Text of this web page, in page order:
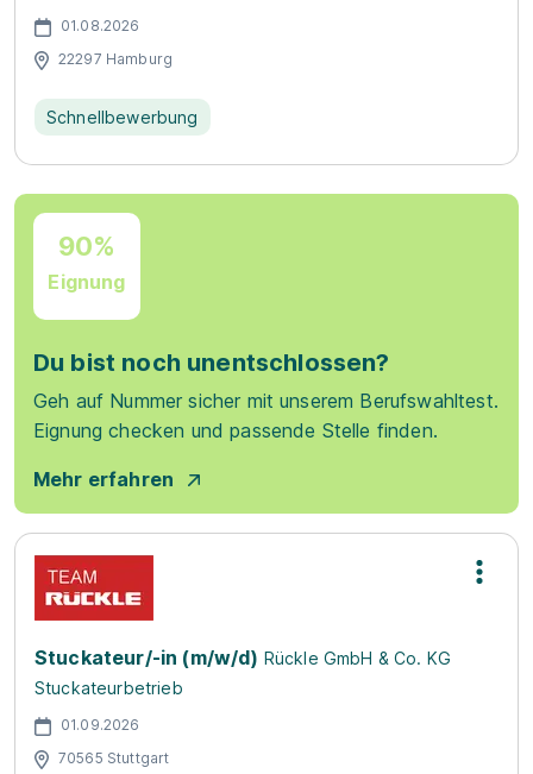
01.08.2026
22297 Hamburg
Schnellbewerbung
90%
Eignung
Du bist noch unentschlossen?
Geh auf Nummer sicher mit unserem Berufswahltest.
Eignung checken und passende Stelle finden.
Mehr erfahren
Stuckateur/-in (m/w/d) Rückle GmbH & Co. KG
Stuckateurbetrieb
01.09.2026
70565 Stuttgart